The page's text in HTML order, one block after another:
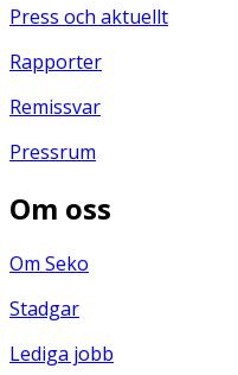
Press och aktuellt
Rapporter
Remissvar
Pressrum
Om oss
Om Seko
Stadgar
Lediga jobb